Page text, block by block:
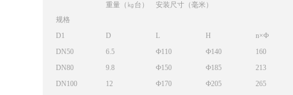
规格
重量（㎏台） 安装尺寸（毫米）
D1 D L H
n×Ф
DN50
6.5 Ф110 Ф140 160
DN80
9.8 Ф150 Ф185 213
DN100
12 Ф170 Ф205 265